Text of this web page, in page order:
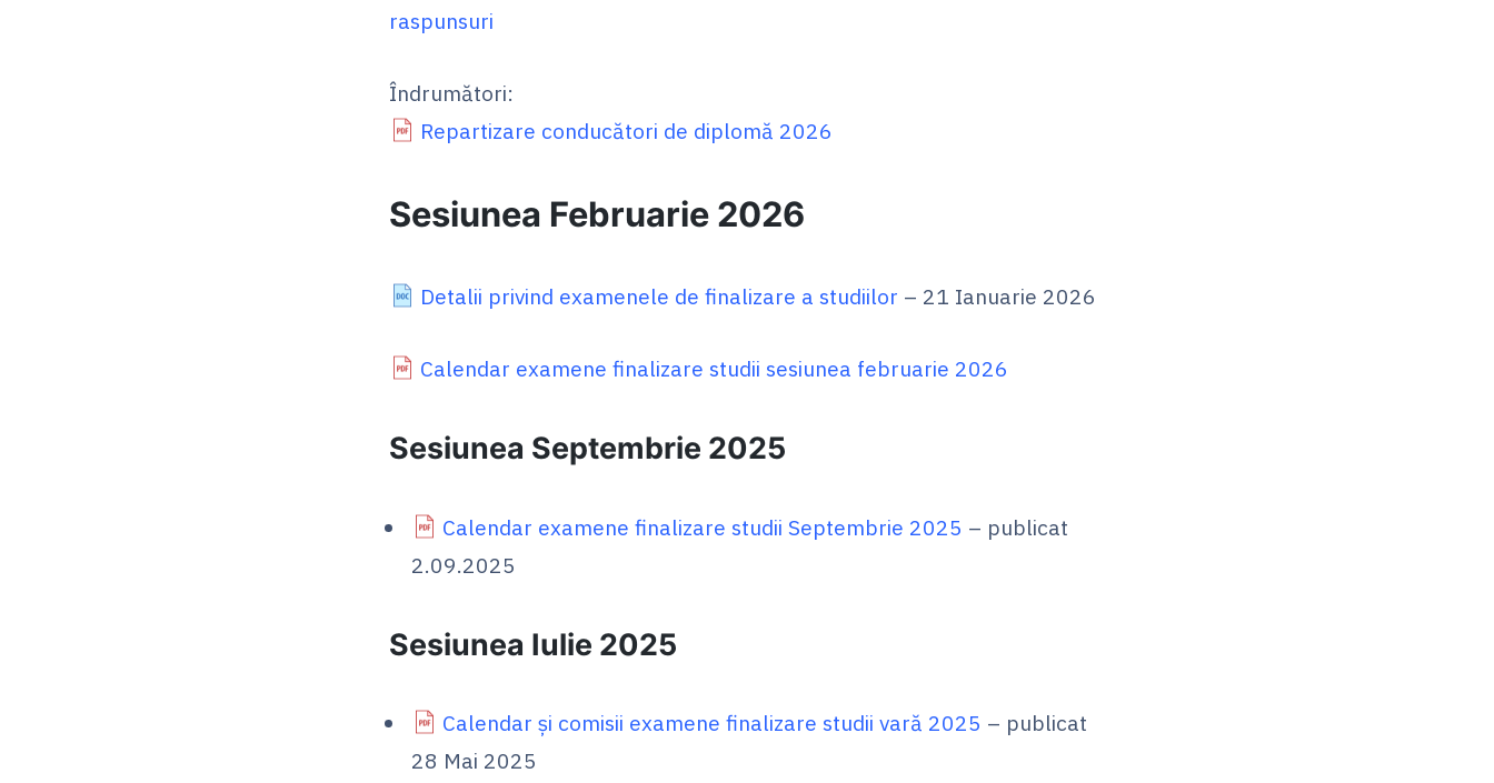
raspunsuri
Îndrumători:
Repartizare conducători de diplomă 2026
Sesiunea Februarie 2026
Detalii privind examenele de finalizare a studiilor – 21 Ianuarie 2026
Calendar examene finalizare studii sesiunea februarie 2026
Sesiunea Septembrie 2025
Calendar examene finalizare studii Septembrie 2025 – publicat
2.09.2025
Sesiunea Iulie 2025
Calendar și comisii examene finalizare studii vară 2025 – publicat
28 Mai 2025